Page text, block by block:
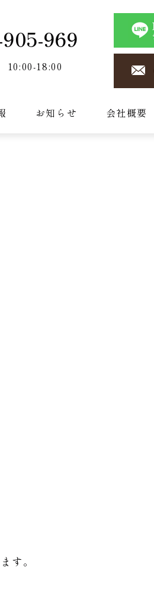
969
10:00-18:00
お知らせ 会社概要
す。